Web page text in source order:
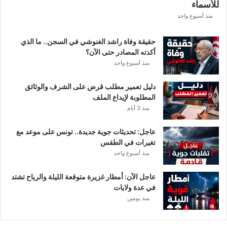
للأسماء
منذ أسبوع واحد
حقيقة وفاة راشد الغنوشي في السجن.. ما الذي
أكدته المصادر حتى الآن؟
منذ أسبوع واحد
دليل تعمير مطلب قرض على الشرف والوثائق
المطلوبة لإيداع الملف
منذ 3 أيام
عاجل: تحديثات جوية جديدة.. تونس على موعد مع
تغيرات في الطقس
منذ أسبوع واحد
عاجل الآن: أمطار غزيرة متوقعة الليلة والرياح تشتد
في عدة ولايات
منذ يومين